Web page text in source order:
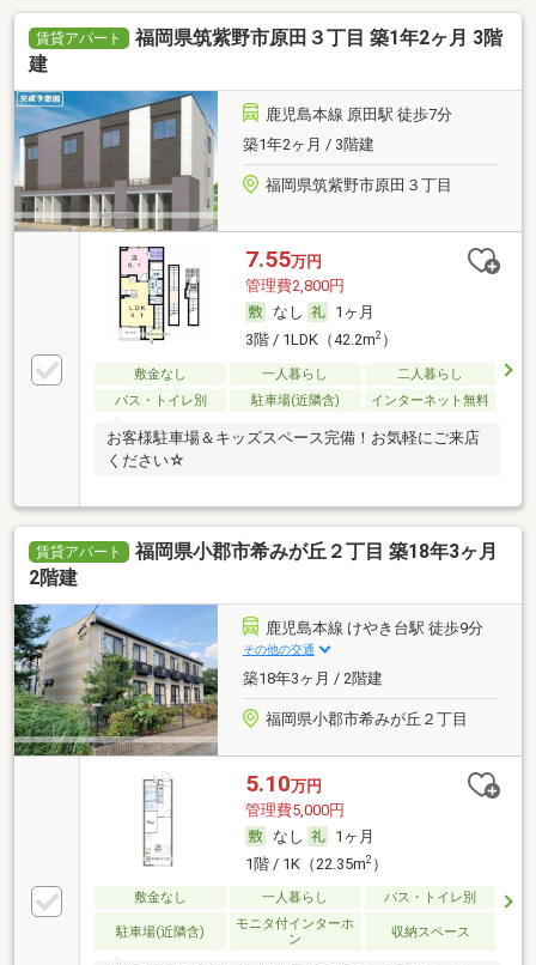
賃貸アパート
福岡県筑紫野市原田３丁目 築1年2ヶ月 3階
建
鹿児島本線 原田駅 徒歩7分
築1年2ヶ月 / 3階建
福岡県筑紫野市原田３丁目
7.55万円
管理費2,800円
なし
1ヶ月
3階 / 1LDK（42.2m2）
敷金なし 一人暮らし
二人暮らし
バス・トイレ別
駐車場(近隣含) インターネット無料
お客様駐車場＆キッズスペース完備！お気軽にご来店
ください☆
賃貸アパート
福岡県小郡市希みが丘２丁目 築18年3ヶ月
2階建
鹿児島本線 けやき台駅 徒歩9分
その他の交通
築18年3ヶ月 / 2階建
福岡県小郡市希みが丘２丁目
5.10万円
管理費5,000円
なし
1ヶ月
1階 / 1K（22.35m2）
敷金なし 一人暮らし バス・トイレ別
駐車場(近隣含)
モニタ付インターホ
ン
収納スペース